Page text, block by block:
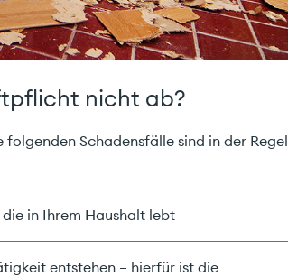
nicht ab?
Schadensfälle sind in der Regel
die in Ihrem Haushalt lebt
entstehen – hierfür ist die